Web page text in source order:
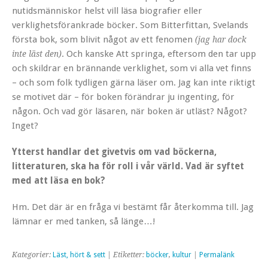
nutidsmänniskor helst vill läsa biografier eller
verklighetsförankrade böcker. Som Bitterfittan, Svelands
första bok, som blivit något av ett fenomen (jag har dock
inte läst den). Och kanske Att springa, eftersom den tar upp
och skildrar en brännande verklighet, som vi alla vet finns
– och som folk tydligen gärna läser om. Jag kan inte riktigt
se motivet där – för boken förändrar ju ingenting, för
någon. Och vad gör läsaren, när boken är utläst? Något?
Inget?
Ytterst handlar det givetvis om vad böckerna,
litteraturen, ska ha för roll i vår värld. Vad är syftet
med att läsa en bok?
Hm. Det där är en fråga vi bestämt får återkomma till. Jag
lämnar er med tanken, så länge…!
Kategorier: Läst, hört & sett | Etiketter: böcker, kultur Permalänk